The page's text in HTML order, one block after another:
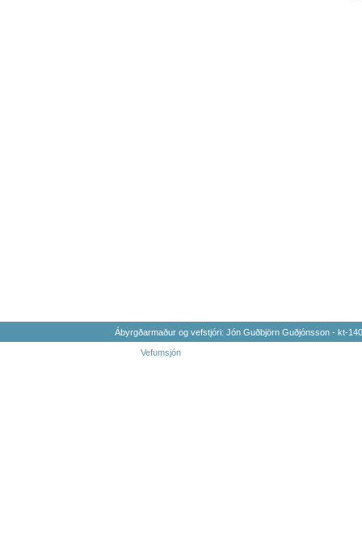
Ábyrgðarmaður og vefstjóri: Jón Guðbjörn Guðjónsson - kt-
Vefumsjón